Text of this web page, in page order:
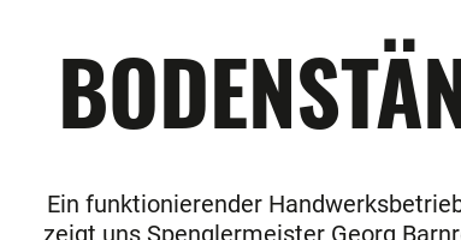
Ein funktionierender
zeigt uns Spenglermeister Georg